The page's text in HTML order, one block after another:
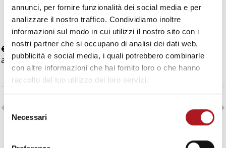
annunci, per fornire funzionalità dei social media e per
analizzare il nostro traffico. Condividiamo inoltre
informazioni sul modo in cui utilizzi il nostro sito con i
nostri partner che si occupano di analisi dei dati web,
pubblicità e social media, i quali potrebbero combinarle
con altre informazioni che hai fornito loro o che hanno
raccolto dal tuo utilizzo dei loro servizi.
Selezione
delNecessari
€ 26,96 + iva
anziché 37,84+iva
PROSSIMO POST